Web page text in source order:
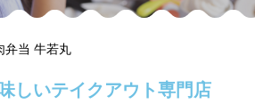
弁当 牛若丸
しいテイクアウト専門店